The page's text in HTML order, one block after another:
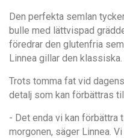
Den perfekta semlan
bulle med lättvispad
föredrar den glutenfria
Linnea gillar den klassiska.
Trots tomma fat vid
detalj som kan förbättras
- Det enda vi kan förbättra
morgonen, säger Linnea.